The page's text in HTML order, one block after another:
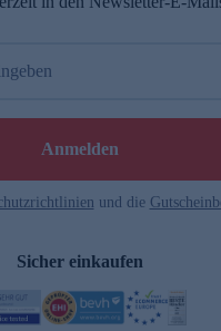
Anmelden
und die
Sicher einkaufen